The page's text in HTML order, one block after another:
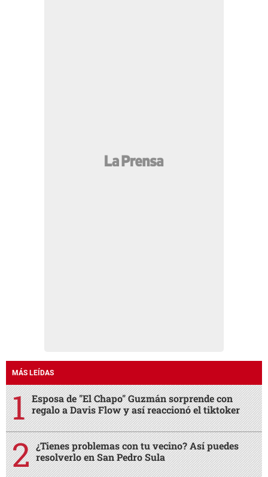
MÁS LEÍDAS
Esposa de "El Chapo" Guzmán sorprende con
regalo a Davis Flow y así reaccionó el tiktoker
¿Tienes problemas con tu vecino? Así puedes
resolverlo en San Pedro Sula